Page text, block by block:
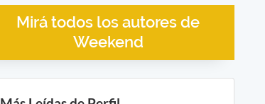
Mirá todos los autores de
Weekend